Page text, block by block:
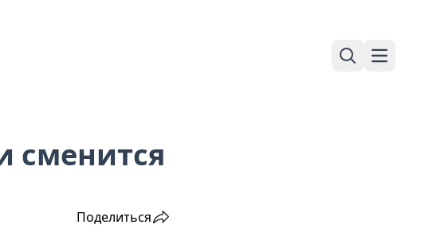
Поиск
сменится
Поделиться